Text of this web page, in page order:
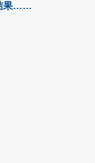
果……